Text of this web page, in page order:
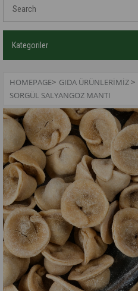
Kategoriler
HOMEPAGE> GIDA ÜRÜNLERİMİZ>
SORGÜL SALYANGOZ MANTI